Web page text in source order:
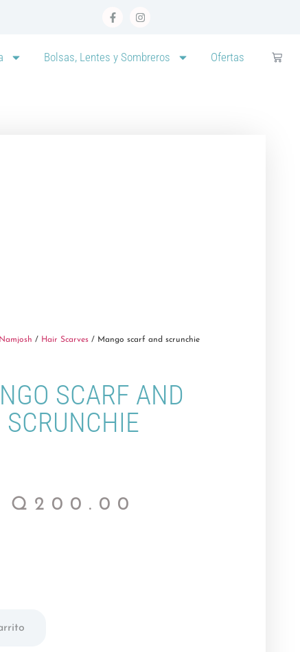
Bolsas, Lentes y Sombreros Ofertas
Namjosh / Hair Scarves / Mango scarf and scrunchie
SCARF AND
SCRUNCHIE
Q 200.00